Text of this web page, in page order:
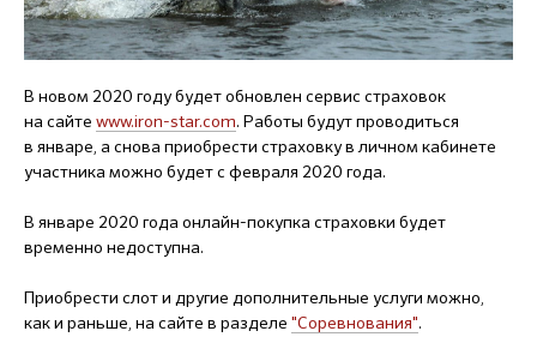
В новом 2020 году будет обновлен сервис страховок
на сайте www.iron-star.com. Работы будут проводиться
в январе, а снова приобрести страховку в личном кабинете
участника можно будет с февраля 2020 года.
В январе 2020 года онлайн-покупка страховки будет
временно недоступна.
Приобрести слот и другие дополнительные услуги можно,
как и раньше, на сайте в разделе "Соревнования".